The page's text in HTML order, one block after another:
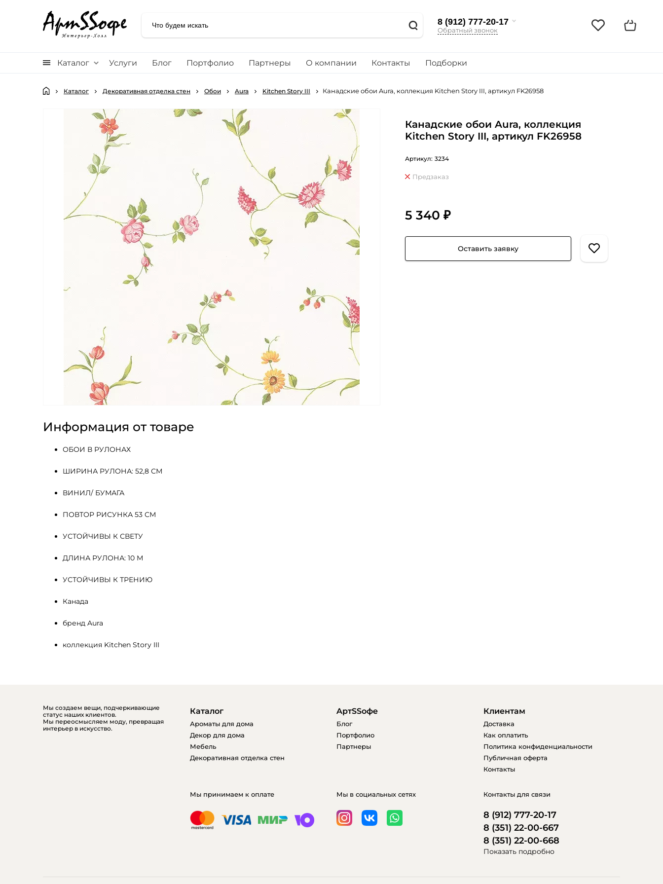
8 (912) 777-20-17
Обратный звонок
Каталог Услуги Блог Портфолио Партнеры О компании Контакты Подборки
Каталог Декоративная отделка стен Обои Aura Kitchen Story III Канадские обои Aura, коллекция Kitchen Story III, артикул FK26958
Информация от товаре
ОБОИ В РУЛОНАХ
ШИРИНА РУЛОНА: 52,8 СМ
ВИНИЛ/ БУМАГА
ПОВТОР РИСУНКА 53 СМ
УСТОЙЧИВЫ К СВЕТУ
ДЛИНА РУЛОНА: 10 М
УСТОЙЧИВЫ К ТРЕНИЮ
Канада
бренд Aura
коллекция Kitchen Story III
Канадские обои Aura, коллекция
Kitchen Story III, артикул FK26958
Артикул: 3234
Предзаказ
5 340 ₽
Оставить заявку
Мы создаем вещи, подчеркивающие
статус наших клиентов.
Мы переосмысляем моду, превращая
интерьер в искусство.
Каталог
Ароматы для дома
Декор для дома
Мебель
Декоративная отделка стен
AртSSофе
Блог
Портфолио
Партнеры
Клиентам
Доставка
Как оплатить
Политика конфиденциальности
Публичная оферта
Контакты
Мы принимаем к оплате Мы в социальных сетях Контакты для связи
8 (912) 777-20-17
8 (351) 22-00-667
8 (351) 22-00-668
Показать подробно